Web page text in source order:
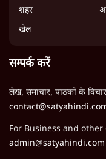
शहर
खेल
सम्पर्क करें
लेख, समाचार, पाठकों के
For Business and
admin@satyahindi.com